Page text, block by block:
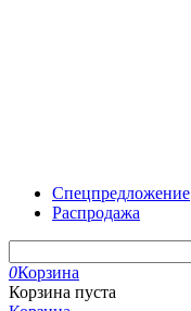
Спецпредложение
Распродажа
0Корзина
Корзина пуста